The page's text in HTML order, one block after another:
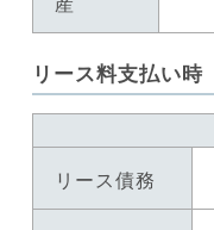
産
リース料支払い時
リース債務